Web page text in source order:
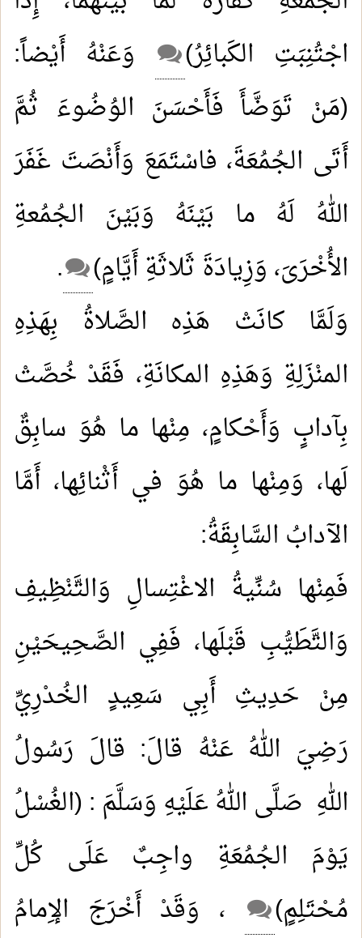
اجْتُنِبَتِ الكَبائِرُ)
وَعَنْهُ أَيْضاً:
(مَنْ تَوَضَّأَ فَأَحْسَنَ الوُضُوءَ ثُمَّ
أَتَى الجُمُعَةَ، فاسْتَمَعَ وَأَنْصَتَ غَفَرَ
اللهُ لَهُ ما بَيْنَهُ وَبَيْنَ الجُمُعةِ
الأُخْرَىَ، وَزِيادَةَ ثَلاثَةِ أَيَّامٍ)
.
وَلَمَّا كانَتْ هَذِه الصَّلاةُ بِهَذِهِ
المنْزَلِةِ وَهَذِهِ المكانَةِ، فَقَدْ خُصَّتْ
بِآدابٍ وَأَحْكامٍ، مِنْها ما هُوَ سابِقٌ
لَها، وَمِنْها ما هُوَ في أَثْنائِها، أَمَّا
الآدابُ السَّابِقَةُ:
فَمِنْها سُنِّيةُ الاغْتِسالِ وَالتَّنْظِيفِ
وَالتَّطَيُّبِ قَبْلَها، فَفِي الصَّحِيحَيْنِ
مِنْ حَدِيثِ أَبِي سَعِيدٍ الخُدْرِيِّ
رَضِيَ اللهُ عَنْهُ قالَ: قالَ رَسُولُ
اللهِ صَلَّى اللهُ عَلَيْهِ وَسَلَّمَ : (الغُسْلُ
يَوْمَ الجُمُعَةِ واجِبٌ عَلَى كُلِّ
مُحْتَلِمٍ)
، وَقَدْ أَخْرَجَ الإِمامُ